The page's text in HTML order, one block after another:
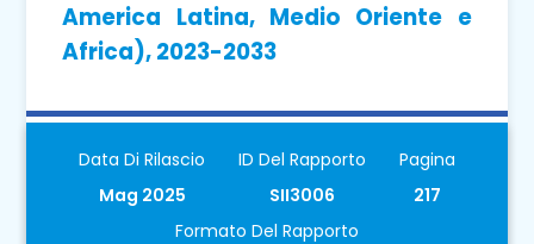
America Latina, Medio Oriente e
Africa), 2023-2033
Data Di Rilascio
Mag 2025
ID Del Rapporto
SII3006
Pagina
217
Formato Del Rapporto